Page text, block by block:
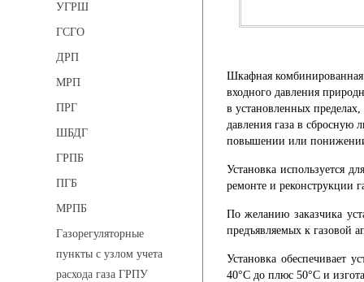
УГРШ
ГСГО
ДРП
МРП
ПРГ
ШБДГ
ГРПБ
ПГБ
МРПБ
Газорегуляторные
пункты с узлом учета
расхода газа ГРПУ
Шкафная комбинированная
входного давления
в установленных
давления газа в сбросную
повышении или понижении
Установка используется
ремонте и реконструкции
По желанию заказчика
предъявляемых к газовой
Установка обеспечивает
40°С до плюс 50°С и